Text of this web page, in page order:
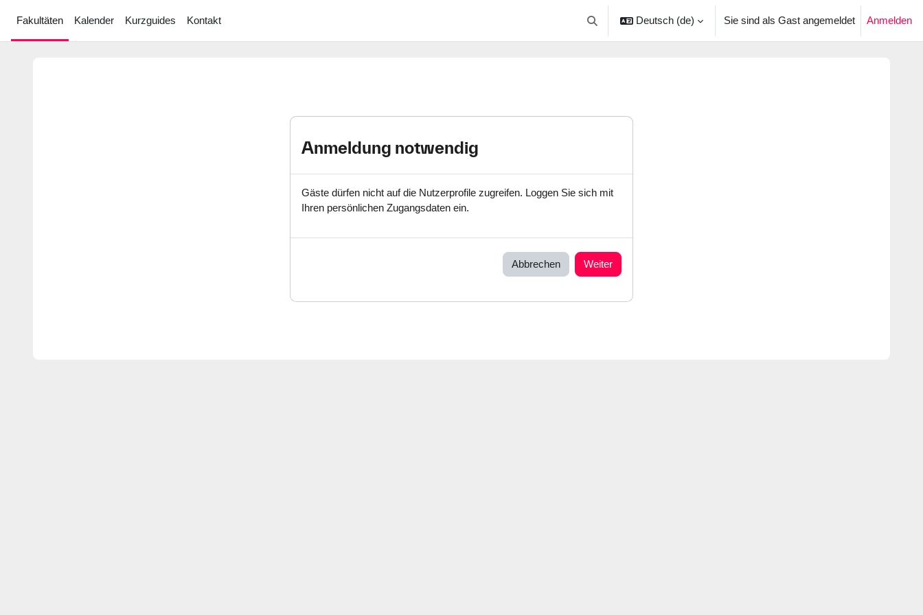
Fakultäten
Kalender Kurzguides Kontakt
Sucheingabe umschalten
Deutsch ‎(de)‎ Sie sind als Gast angemeldet Anmelden
Anmeldung notwendig
Gäste dürfen nicht auf die Nutzerprofile zugreifen. Loggen Sie sich mit
Ihren persönlichen Zugangsdaten ein.
Abbrechen Weiter